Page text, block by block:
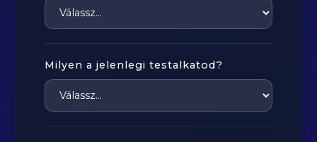
Milyen a jelenlegi testalkatod?